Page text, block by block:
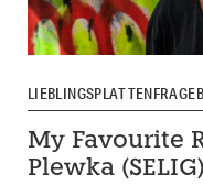
My Favourite
Plewka (SELIG)